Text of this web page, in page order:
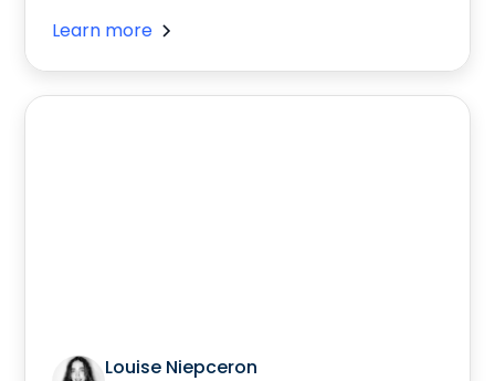
Learn more
Louise Niepceron